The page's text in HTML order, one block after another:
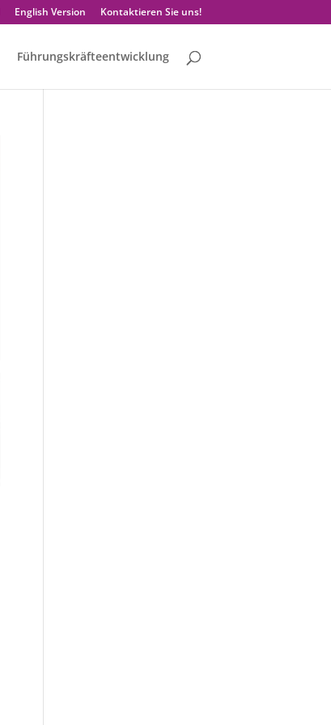
English Version Kontaktieren Sie uns!
Führungskräfteentwicklung